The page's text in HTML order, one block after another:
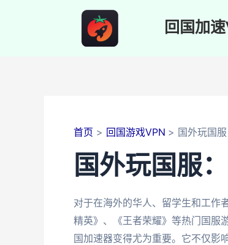
回国加速
首页 回国游戏VPN 国外玩国服
国外玩国服
对于在海外的华人、留学生和工作
精英》、《王者荣耀》等热门国服
国加速器变得尤为重要。它不仅影